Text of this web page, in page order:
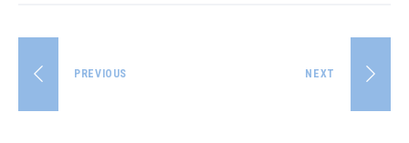
PREVIOUS NEXT